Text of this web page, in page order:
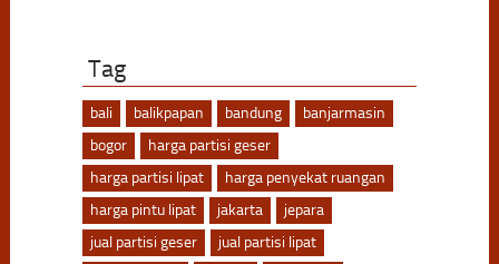
Tag
bali balikpapan bandung
banjarmasin
bogor
harga partisi geser
harga partisi lipat
harga penyekat ruangan
harga pintu lipat
jakarta
jepara
jual partisi geser
jual partisi lipat